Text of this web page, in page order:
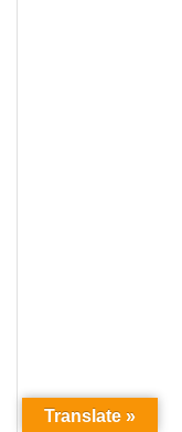
Translate »